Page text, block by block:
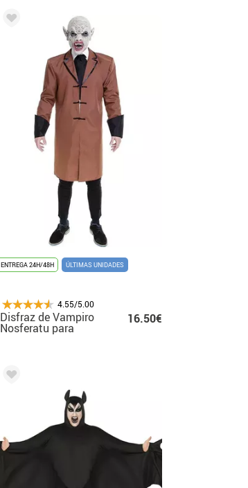
ENTREGA 24H/48H ÚLTIMAS UNIDADES
4.55/5.00
Disfraz de Vampiro
Nosferatu para
16.50€